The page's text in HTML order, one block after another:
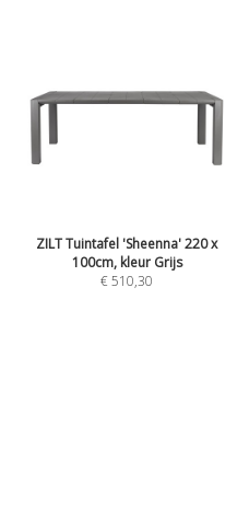
ZILT Tuintafel 'Sheenna' 220 x
100cm, kleur Grijs
€ 510,30